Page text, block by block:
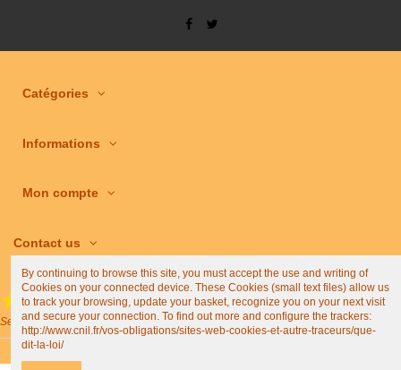
Catégories
Informations
Mon compte
Contact us
(4,9/5)
See all shop reviews
By continuing to browse this site, you must accept the use and writing of
Cookies on your connected device. These Cookies (small text files) allow us
to track your browsing, update your basket, recognize you on your next visit
and secure your connection. To find out more and configure the trackers:
http://www.cnil.fr/vos-obligations/sites-web-cookies-et-autre-traceurs/que-
dit-la-loi/